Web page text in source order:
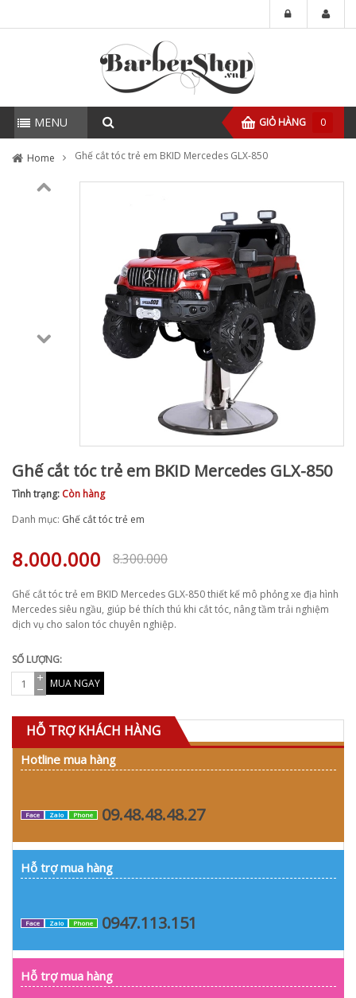
MENU GIỎ HÀNG 0
Home Ghế cắt tóc trẻ em BKID Mercedes GLX-850
Ghế cắt tóc trẻ em BKID Mercedes GLX-850
Tình trạng: Còn hàng
Danh mục: Ghế cắt tóc trẻ em
8.300.000
8.000.000
Ghế cắt tóc trẻ em BKID Mercedes GLX-850 thiết kế mô phỏng xe địa hình
Mercedes siêu ngầu, giúp bé thích thú khi cắt tóc, nâng tầm trải nghiệm
dịch vụ cho salon tóc chuyên nghiệp.
SỐ LƯỢNG:
MUA NGAY
HỖ TRỢ KHÁCH HÀNG
Hotline mua hàng
Face Zalo Phone 09.48.48.48.27
Hỗ trợ mua hàng
Face Zalo Phone 0947.113.151
Hỗ trợ mua hàng